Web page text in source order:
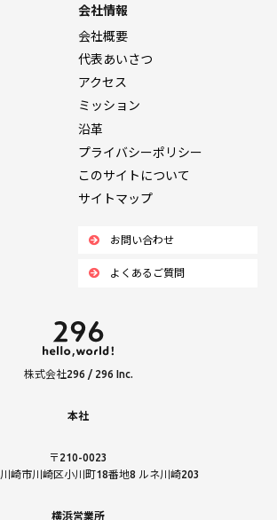
会社情報
会社概要
代表あいさつ
アクセス
ミッション
沿革
プライバシーポリシー
このサイトについて
サイトマップ
お問い合わせ
よくあるご質問
株式会社296 / 296 Inc.
本社
〒210-0023
崎市川崎区小川町18番地8 ルネ川崎203
横浜営業所